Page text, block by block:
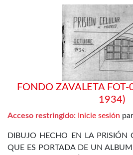
FONDO ZAVALETA
1934)
Acceso restringido: Inicie sesión
DIBUJO HECHO EN LA PRISIÓN
QUE ES PORTADA DE UN